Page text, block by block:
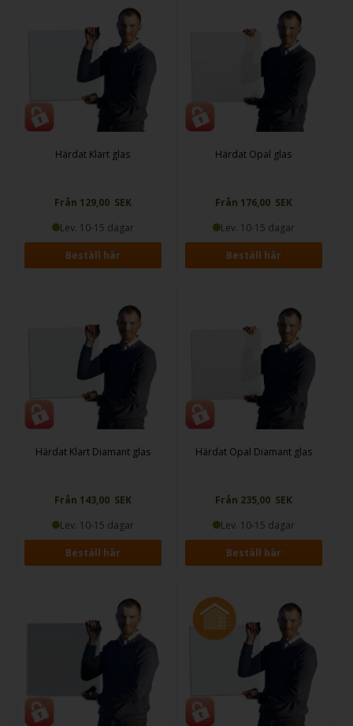
extra viktig, som i barnrum, duschväggar eller som bordskivor. Härdat
glas bidrar till en känsla av öppenhet och ljus, samtidigt som du får en
trygg och slitstark lösning för ditt hem eller projekt.
Härdat Klart glas
Från 129,00 SEK
Lev. 10-15 dagar
Beställ här
Härdat Opal glas
Från 176,00 SEK
Lev. 10-15 dagar
Beställ här
Härdat Klart Diamant glas
Från 143,00 SEK
Lev. 10-15 dagar
Beställ här
Härdat Opal Diamant glas
Från 235,00 SEK
Lev. 10-15 dagar
Beställ här